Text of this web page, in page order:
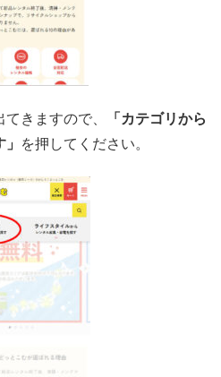
きますので、
「カテゴリから
を押してください。